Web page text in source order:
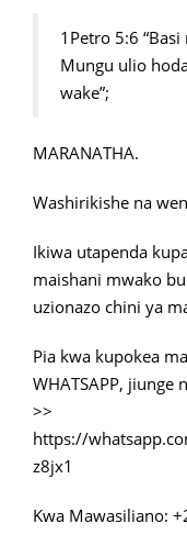
1Petro 5:6
Mungu ulio
wake”;
MARANATHA.
Washirikishe na
Ikiwa utapenda
maishani mwako
uzionazo chini ya
Pia kwa kupokea
WHATSAPP,
>>
https://
z8jx1
Kwa Mawasiliano: